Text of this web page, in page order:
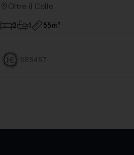
Oltre il Colle
2 1 55m2
585457